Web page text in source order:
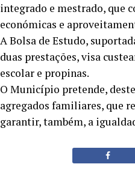
integrado e mestrado, que
económicas e
A Bolsa de Estudo,
duas prestações, visa
escolar e propinas.
O Município pretende,
agregados familiares, que
garantir, também, a